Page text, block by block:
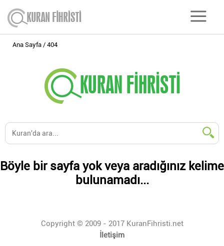
Ana Sayfa 404
Böyle bir sayfa yok veya aradığınız kelime
bulunamadı...
Copyright © 2009 - 2017 KuranFihristi.net
İletişim